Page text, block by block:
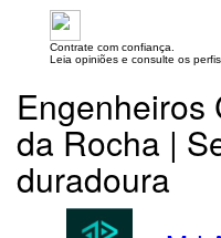
Contrate com confiança.
Leia opiniões e consulte os
Engenheiros
da Rocha |
duradoura